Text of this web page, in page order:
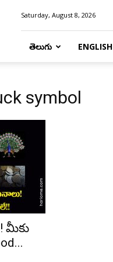
Saturday, August 8, 2026
తెలుగు ENGLISH
symbol
మీకు